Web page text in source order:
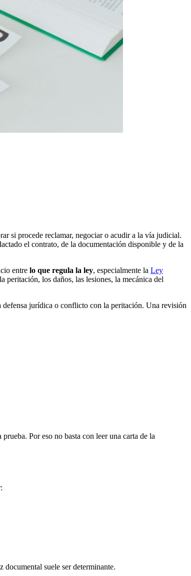
si procede reclamar, negociar o acudir a la vía judicial.
el contrato, de la documentación disponible y de la
entre lo que regula la ley, especialmente la Ley
peritación, los daños, las lesiones, la mecánica del
defensa jurídica o conflicto con la peritación. Una revisión
Por eso no basta con leer una carta de la
suele ser determinante.